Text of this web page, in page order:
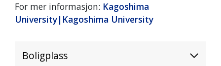
For mer informasjon: Kagoshima
University|Kagoshima University
Boligplass